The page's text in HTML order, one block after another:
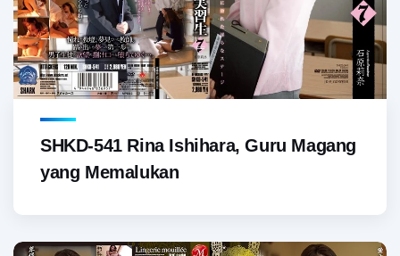
SHKD-541 Rina Ishihara, Guru Magang
yang Memalukan